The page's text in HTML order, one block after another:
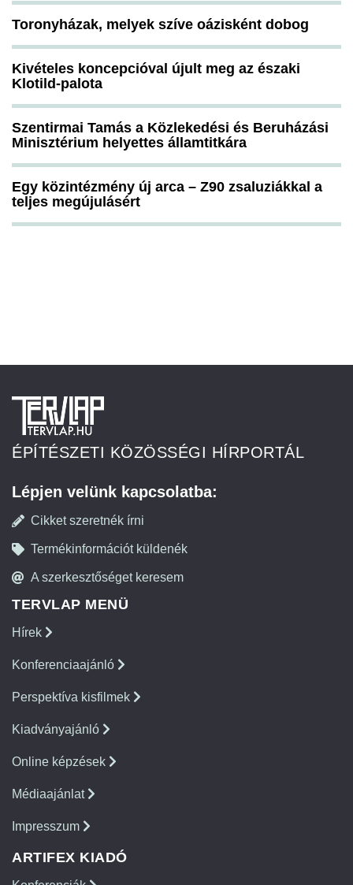
Toronyházak, melyek szíve oázisként dobog
Kivételes koncepcióval újult meg az északi
Klotild-palota
Szentirmai Tamás a Közlekedési és Beruházási
Minisztérium helyettes államtitkára
Egy közintézmény új arca – Z90 zsaluziákkal a
teljes megújulásért
ÉPÍTÉSZETI KÖZÖSSÉGI HÍRPORTÁL
Lépjen velünk kapcsolatba:
Cikket szeretnék írni
Termékinformációt küldenék
A szerkesztőséget keresem
TERVLAP MENÜ
Hírek
Konferenciaajánló
Perspektíva kisfilmek
Kiadványajánló
Online képzések
Médiaajánlat
Impresszum
ARTIFEX KIADÓ